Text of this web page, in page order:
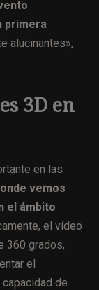
primera
alucinantes»,
3D en
en las
vemos
el ámbito
el vídeo
360 ​​grados,
el
de